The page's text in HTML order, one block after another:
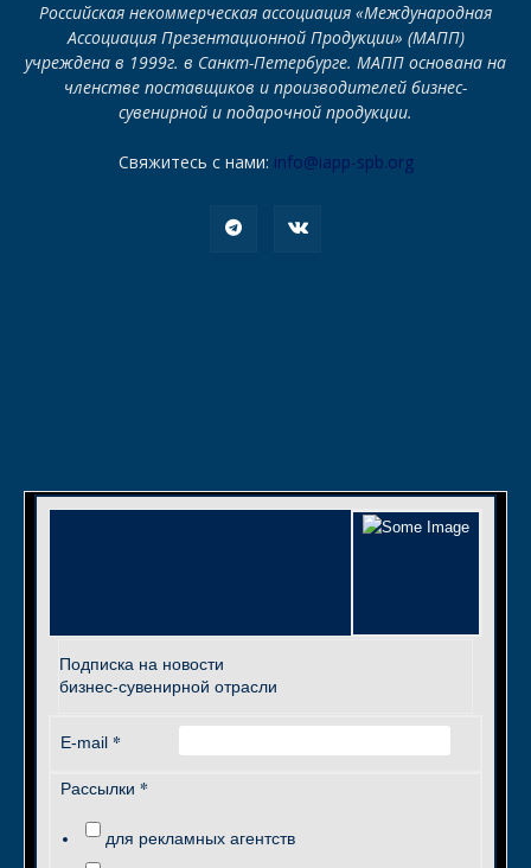
Российская некоммерческая ассоциация «Международная
Ассоциация Презентационной Продукции» (МАПП)
учреждена в 1999г. в Санкт-Петербурге. МАПП основана на
членстве поставщиков и производителей бизнес-
сувенирной и подарочной продукции.
Свяжитесь с нами: info@iapp-spb.org
Подписка на новости
бизнес-сувенирной отрасли
E-mail *
Рассылки *
для рекламных агентств